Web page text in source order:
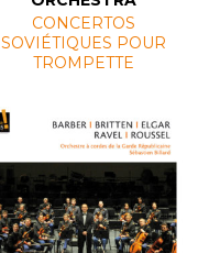
CONCERTOS
SOVIÉTIQUES POUR
TROMPETTE